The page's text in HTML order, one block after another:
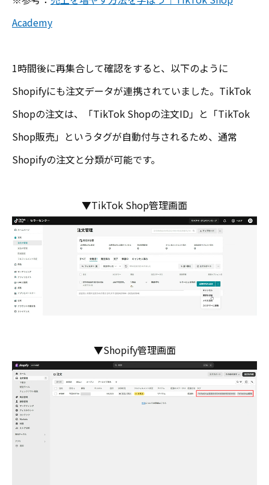
Academy
1時間後に再集合して確認をすると、以下のように
Shopifyにも注文データが連携されていました。TikTok
Shopの注文は、「TikTok Shopの注文ID」と「TikTok
Shop販売」というタグが自動付与されるため、通常
Shopifyの注文と分類が可能です。
▼TikTok Shop管理画面
▼Shopify管理画面